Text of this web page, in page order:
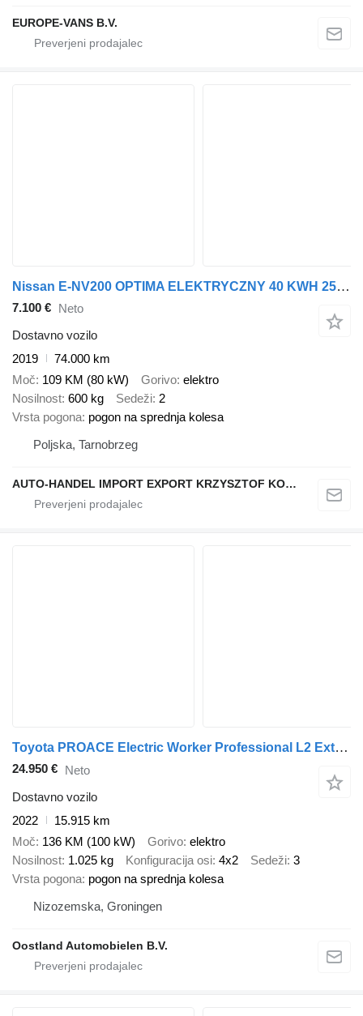
EUROPE-VANS B.V.
Nissan E-NV200 OPTIMA ELEKTRYCZNY 40 KWH 250 km KLIMA KAMERA
7.100 € Neto
Dostavno vozilo
2019
74.000 km
Moč 109 KM (80 kW) Gorivo elektro
Nosilnost 600 kg Sedeži 2
Vrsta pogona pogon na sprednja kolesa
Poljska, Tarnobrzeg
AUTO-HANDEL IMPORT EXPORT KRZYSZTOF KONEFAŁ
Toyota PROACE Electric Worker Professional L2 Extra Range 75 kWh
24.950 € Neto
Dostavno vozilo
2022
15.915 km
Moč 136 KM (100 kW) Gorivo elektro
Nosilnost 1.025 kg Konfiguracija osi 4x2 Sedeži 3
Vrsta pogona pogon na sprednja kolesa
Nizozemska, Groningen
Oostland Automobielen B.V.